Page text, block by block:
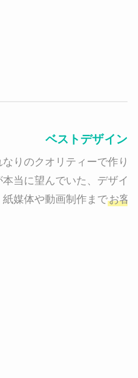
ベストデザイン
りのクオリティーで作り
当に望んでいた、デザイ
媒体や動画制作までお客